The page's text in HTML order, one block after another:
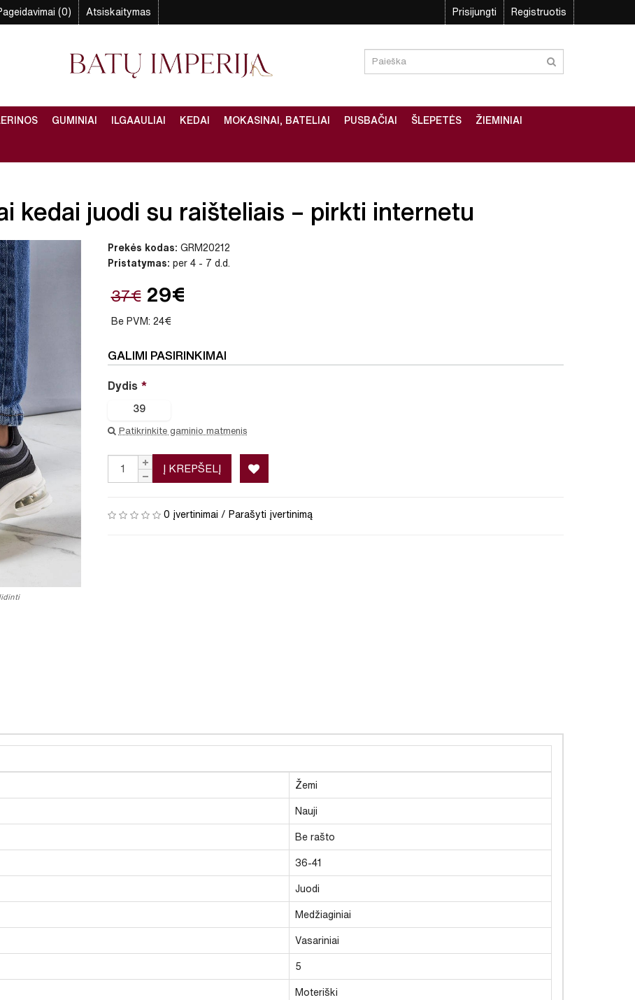
(0) Atsiskaitymas Prisijungti Registruotis
GUMINIAI ILGAAULIAI KEDAI MOKASINAI, BATELIAI PUSBAČIAI ŠLEPETĖS ŽIEMINIAI
kedai juodi su raišteliais – pirkti internetu
Prekės kodas: GRM20212
Pristatymas: per 4 - 7 d.d.
37€ 29€
Be PVM: 24€
GALIMI PASIRINKIMAI
Dydis
39
Patikrinkite gaminio matmenis
Į KREPŠELĮ
0 įvertinimai / Parašyti įvertinimą
Žemi
Nauji
Be rašto
36-41
Juodi
Medžiaginiai
Vasariniai
5
Moteriški